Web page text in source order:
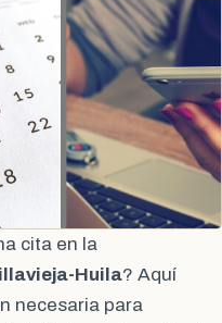
cita en la
Huila? Aquí
necesaria para